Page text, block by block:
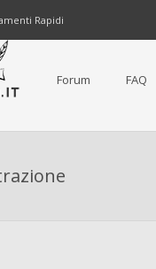
Rapidi
Forum FAQ